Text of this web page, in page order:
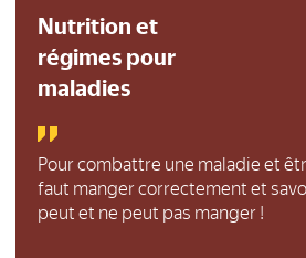
Nutrition et
régimes pour
maladies
Pour combattre une maladie et
faut manger correctement et
peut et ne peut pas manger !